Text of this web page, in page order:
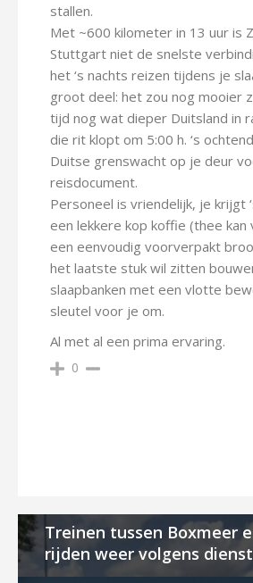
stallen.
Met ~600 kilometer in 13 uur is
Stuttgart niet de snelste
het ‘s nachts reizen tijdens je
groot deel: het zou nog mooier
tijd nog wat dieper Duitsland in
die rit klopt om 5:00 h. ‘s
Duitse grenswacht op je deur
reisdocument.
Personeel is vriendelijk, je krijgt
een lekkere kop koffie (thee kan
een eenvoudig voorverpakt
het laatste stuk wil zitten
slaapbanken met een vlotte
sleutel voor je om.
Al met al een prima ervaring.
0
Treinen tussen Boxmeer
rijden weer volgens